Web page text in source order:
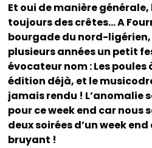
Et oui de manière
toujours des crêtes… A
bourgade du nord-ligérien,
plusieurs années un petit
évocateur nom : Les poules
édition déjà, et le
jamais rendu ! L’anomalie
pour ce week end car nous
deux soirées d’un week
bruyant !